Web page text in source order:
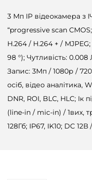
3 Мп IP відеокамера з
“progressive scan
H.264 / H.264 + /
98 °); Чутливість:
Запис: 3Мп / 1080р /
осіб, відео аналітика,
DNR, ROI, BLC, HLC; Ік
(line-in / mic-in) / 1вих,
128Гб; IP67, IK10; DC